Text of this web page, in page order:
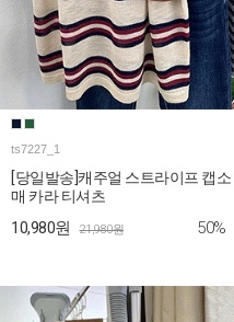
ts7227_1
[당일발송]캐주얼 스트라이프 캡소
매 카라 티셔츠
10,980원 21,980원 50%